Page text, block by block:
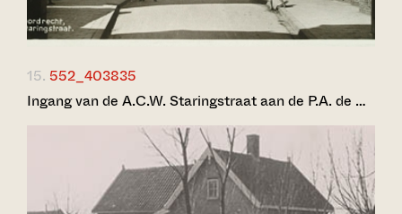
15. 552_403835
Ingang van de A.C.W. Staringstraat aan de P.A. de …